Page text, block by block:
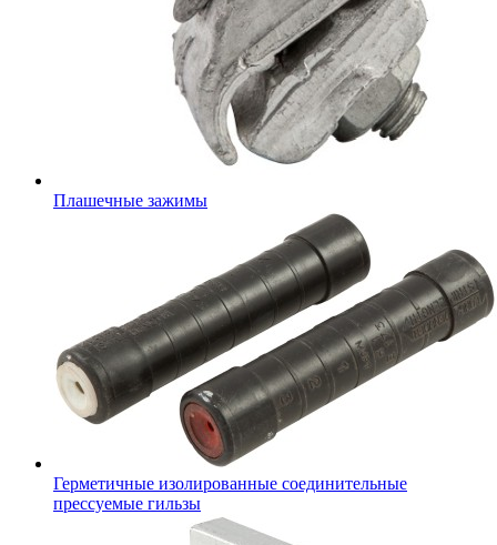
Плашечные зажимы
Герметичные изолированные соединительные
прессуемые гильзы